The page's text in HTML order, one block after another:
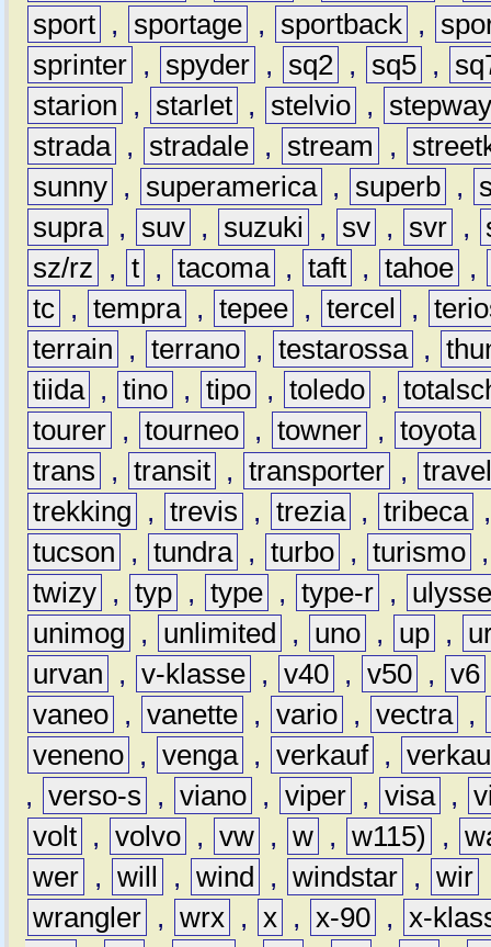
sport , sportage , sportback ,
sprinter , spyder , sq2 , sq5 ,
starion
, starlet , stelvio ,
strada , stradale , stream ,
sunny , superamerica , superb ,
supra , suv , suzuki , sv , svr ,
sz/rz
, t , tacoma , taft , tahoe ,
tc , tempra , tepee , tercel ,
terrain
, terrano , testarossa ,
tiida , tino , tipo , toledo ,
tourer , tourneo , towner , toyota
trans
, transit , transporter ,
trekking
, trevis , trezia , tribeca
tucson
, tundra , turbo , turismo
twizy , typ , type , type-r ,
unimog
, unlimited , uno , up ,
urvan
, v-klasse , v40 , v50 , v6
vaneo , vanette , vario , vectra ,
veneno , venga , verkauf ,
, verso-s , viano , viper , visa ,
volt , volvo , vw , w , w115) ,
wer , will , wind , windstar , wir
wrangler , wrx , x , x-90 , x-